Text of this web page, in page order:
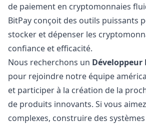
de paiement en cryptomonnaies
BitPay conçoit des outils puissants
stocker et dépenser les
confiance et efficacité.
Nous recherchons un Développeur
pour rejoindre notre équipe
et participer à la création de la
de produits innovants. Si vous
complexes, construire des